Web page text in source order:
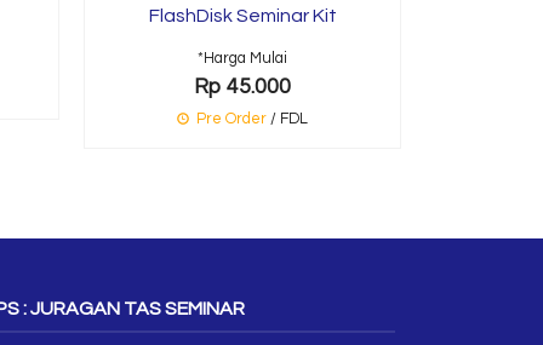
FlashDisk Seminar Kit
*Harga Mulai
Rp 45.000
Pre Order / FDL
: JURAGAN TAS SEMINAR